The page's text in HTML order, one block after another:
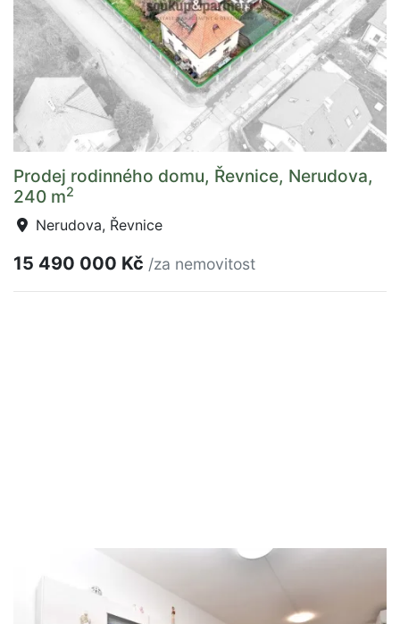
Prodej rodinného domu, Řevnice, Nerudova,
240 m2
Nerudova, Řevnice
15 490 000 Kč /za nemovitost